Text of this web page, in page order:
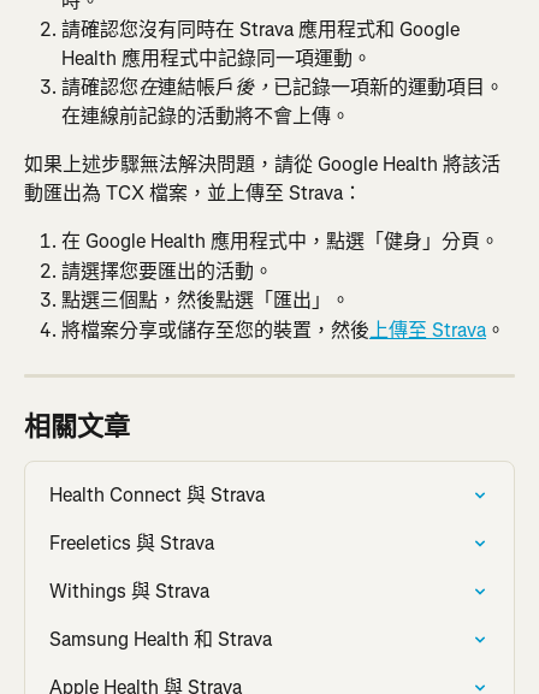
請確認您沒有同時在 Strava 應用程式和 Google
Health 應用程式中記錄同一項運動。
請確認您在連結帳戶 後， 已記錄一項新的運動項目。
在連線前記錄的活動將不會上傳。
如果上述步驟無法解決問題，請從 Google Health 將該活
動匯出為 TCX 檔案，並上傳至 Strava：
在 Google Health 應用程式中，點選「健身」分頁。
請選擇您要匯出的活動。
點選三個點，然後點選「匯出」。
將檔案分享或儲存至您的裝置，然後上傳至 Strava 。
相關文章
Health Connect 與 Strava
Freeletics 與 Strava
Withings 與 Strava
Samsung Health 和 Strava
Apple Health 與 Strava